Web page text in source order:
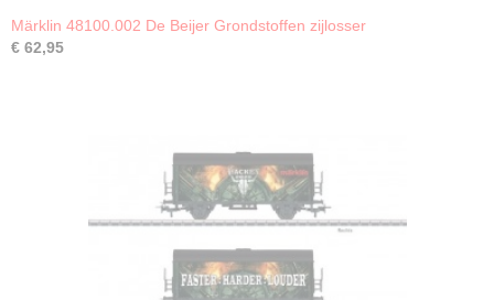
Märklin 48100.002 De Beijer Grondstoffen zijlosser
€ 62,95